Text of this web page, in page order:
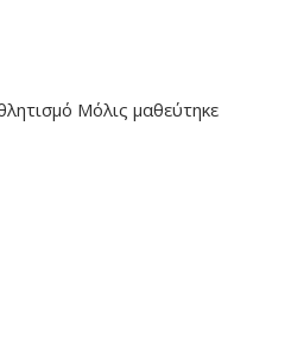
Μόλις μαθεύτηκε